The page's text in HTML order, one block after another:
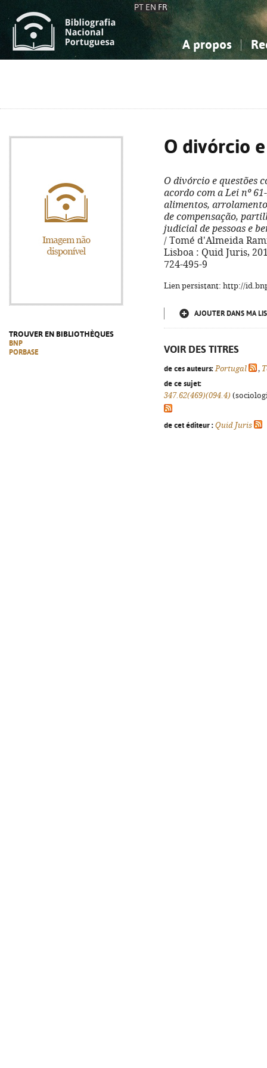
PT EN FR
A propos
TROUVER EN BIBLIOTHÈQUES
BNP
PORBASE
O divórcio
O divórcio e questões
acordo com a Lei nº
alimentos,
de compensação,
judicial de pessoas e
/ Tomé d'Almeida
Lisboa : Quid Juris,
724-495-9
Lien persistant: http://
AJOUTER DANS MA
VOIR DES TITRES
de ces auteurs: Portugal ,
de ce sujet:
347.62(469)(094.4)
de cet éditeur : Quid Juris